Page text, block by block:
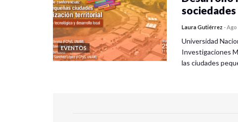
EVENTOS
Laura Gutiérrez -Ago
Universidad
Investigaciones
las ciudades